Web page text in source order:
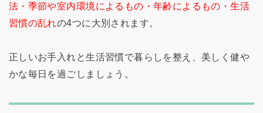
法・季節や室内環境によるもの・年齢によるもの・生活
習慣の乱れの4つに大別されます。
正しいお手入れと生活習慣で暮らしを整え、美しく健や
かな毎日を過ごしましょう。